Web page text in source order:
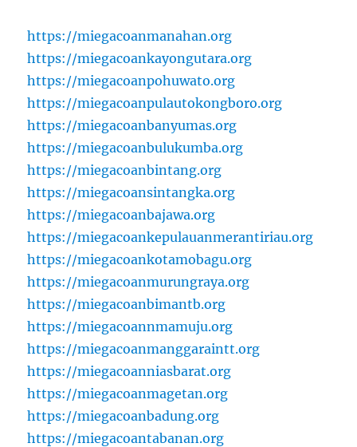
https://miegacoanmanahan.org
https://miegacoankayongutara.org
https://miegacoanpohuwato.org
https://miegacoanpulautokongboro.org
https://miegacoanbanyumas.org
https://miegacoanbulukumba.org
https://miegacoanbintang.org
https://miegacoansintangka.org
https://miegacoanbajawa.org
https://miegacoankepulauanmerantiriau.org
https://miegacoankotamobagu.org
https://miegacoanmurungraya.org
https://miegacoanbimantb.org
https://miegacoannmamuju.org
https://miegacoanmanggaraintt.org
https://miegacoanniasbarat.org
https://miegacoanmagetan.org
https://miegacoanbadung.org
https://miegacoantabanan.org